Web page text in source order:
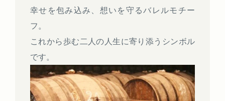
幸せを包み込み、想いを守るバレルモチー
フ。
これから歩む二人の人生に寄り添うシンボル
です。